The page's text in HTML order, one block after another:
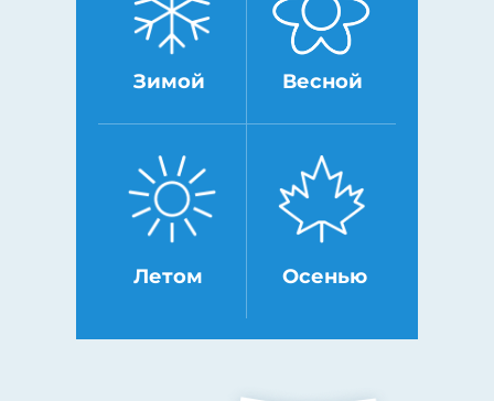
Зимой Весной
Летом Осенью